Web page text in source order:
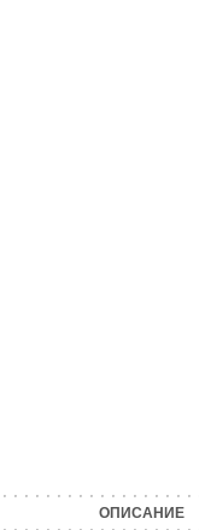
ОПИСАНИЕ